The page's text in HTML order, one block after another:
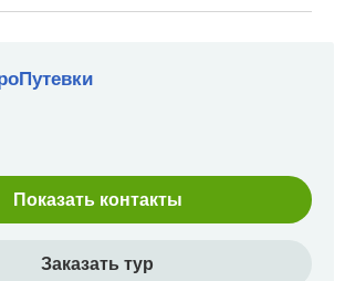
Показать контакты
Заказать тур